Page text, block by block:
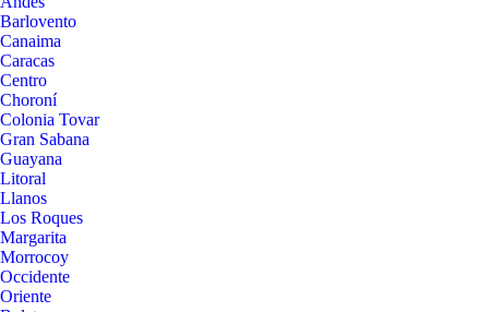
Barlovento
Canaima
Caracas
Centro
Choroní
Colonia Tovar
Gran Sabana
Guayana
Litoral
Llanos
Los Roques
Margarita
Morrocoy
Occidente
Oriente